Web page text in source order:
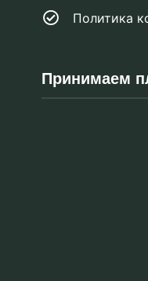
Политика
Принимаем